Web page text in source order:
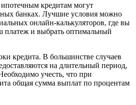
кредитам могут
банках. Лучшие условия можно
онлайн-калькуляторов, где вы
платеж и выбрать оптимальный
кредита. В большинстве случаев
на длительный период,
учесть, что при
общая сумма выплат по процентам